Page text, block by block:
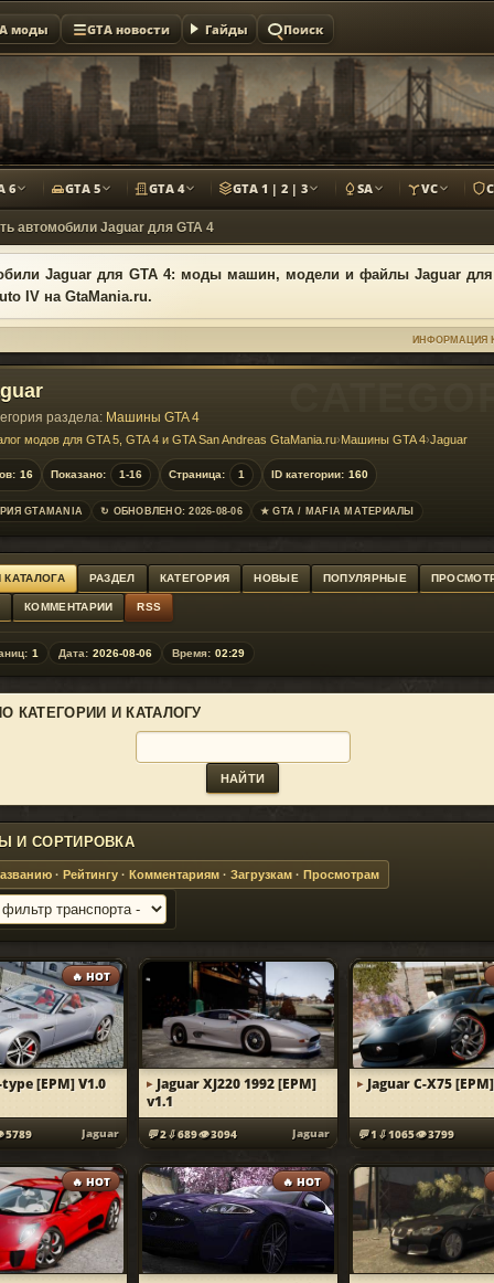
моды GTA новости Гайды Поиск
6 GTA 5 GTA 4 GTA 1 | 2 | 3 SA VC
автомобили Jaguar для GTA 4
Jaguar для GTA 4: моды машин, модели и файлы Jaguar для
IV на GtaMania.ru.
ИНФОРМАЦИЯ
раздела: Машины GTA 4
модов для GTA 5, GTA 4 и GTA San Andreas GtaMania.ru›Машины GTA 4›Jaguar
16 Показано: 1-16 Страница: 1 ID категории: 160
GTAMANIA ↻ ОБНОВЛЕНО: 2026-08-06 ★ GTA / MAFIA МАТЕРИАЛЫ
КАТАЛОГА РАЗДЕЛ КАТЕГОРИЯ НОВЫЕ ПОПУЛЯРНЫЕ
КОММЕНТАРИИ RSS
1 Дата: 2026-08-06 Время: 02:29
КАТЕГОРИИ И КАТАЛОГУ
И СОРТИРОВКА
· Рейтингу · Комментариям · Загрузкам · Просмотрам
🔥 HOT
type [EPM] V1.0
5789 Jaguar
Jaguar XJ220 1992 [EPM]
v1.1
2 689 3094 Jaguar
Jaguar C-X75
1 1065 3799
🔥 HOT 🔥 HOT